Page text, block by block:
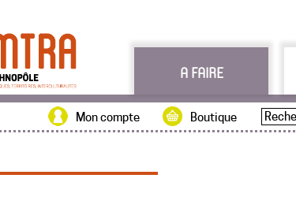
A FAIRE
Boutique
Mon compte